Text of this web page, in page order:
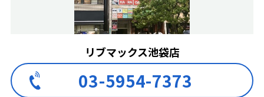
リブマックス池袋店
03-5954-7373